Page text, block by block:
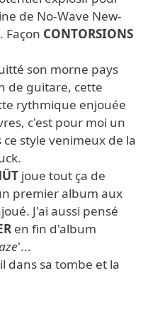
de No-Wave New-
Façon CONTORSIONS
son morne pays
de guitare, cette
rythmique enjouée
c'est pour moi un
style venimeux de la
joue tout ça de
premier album aux
J'ai aussi pensé
en fin d'album
'...
dans sa tombe et la